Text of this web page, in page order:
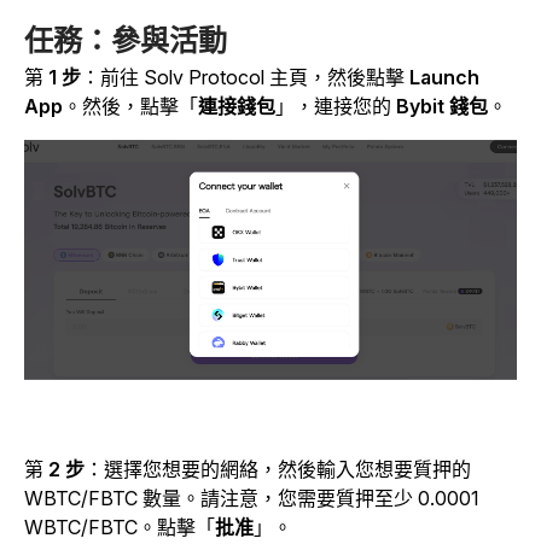
任務：參與活動
第 1 步 ：前往 Solv Protocol 主頁，然後點擊 Launch
App 。然後，點擊 「連接錢包 」，連接您的 Bybit 錢包 。
第 2 步 ：選擇您想要的網絡，然後輸入您想要質押的
WBTC/FBTC 數量。請注意，您需要質押至少 0.0001
WBTC/FBTC。點擊「批准 」 。